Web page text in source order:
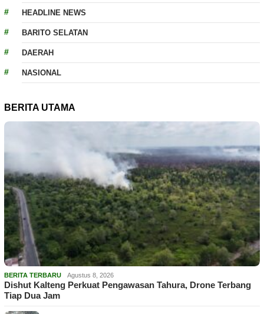
HEADLINE NEWS
BARITO SELATAN
DAERAH
NASIONAL
BERITA UTAMA
BERITA TERBARU Agustus 8, 2026
Dishut Kalteng Perkuat Pengawasan Tahura, Drone Terbang
Tiap Dua Jam